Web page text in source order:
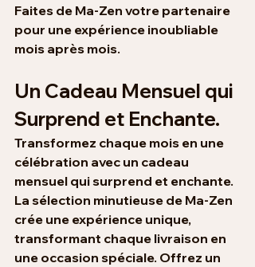
Faites de Ma-Zen votre partenaire
pour une expérience inoubliable
mois après mois.
Un Cadeau Mensuel qui
Surprend et Enchante.
Transformez chaque mois en une
célébration avec un cadeau
mensuel qui surprend et enchante.
La sélection minutieuse de Ma-Zen
crée une expérience unique,
transformant chaque livraison en
une occasion spéciale. Offrez un